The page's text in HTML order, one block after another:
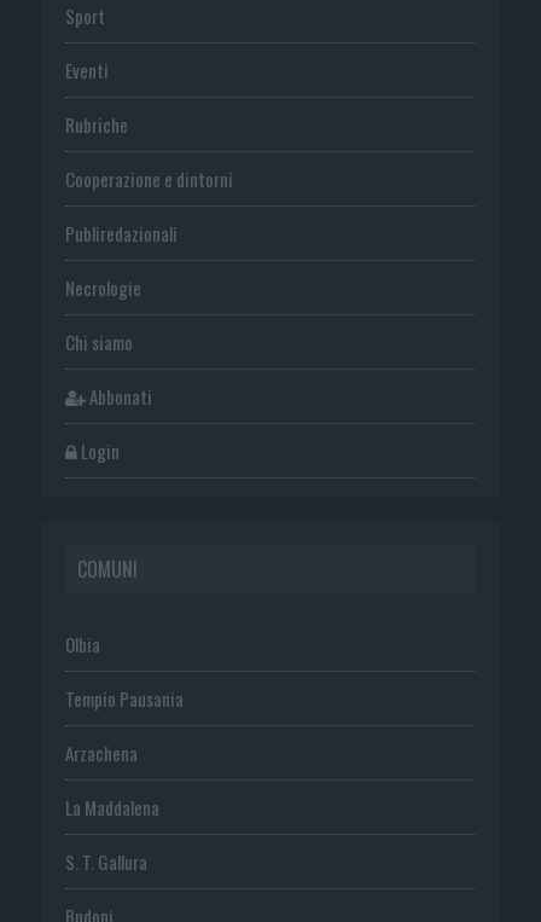
Sport
Eventi
Rubriche
Cooperazione e dintorni
Publiredazionali
Necrologie
Chi siamo
Abbonati
Login
COMUNI
Olbia
Tempio Pausania
Arzachena
La Maddalena
S. T. Gallura
Budoni